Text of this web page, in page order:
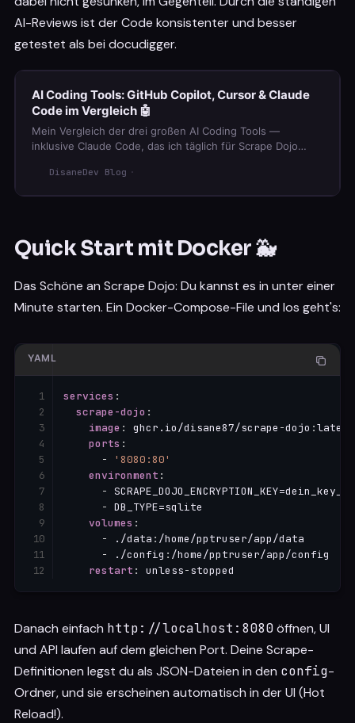
AI-Reviews ist der Code konsistenter und besser
getestet als bei docudigger.
AI Coding Tools: GitHub Copilot, Cursor & Claude
Code im Vergleich 🤖
Mein Vergleich der drei großen AI Coding Tools —
inklusive Claude Code, das ich täglich für Scrape Dojo
DisaneDev Blog
Quick Start mit Docker 🐳
Das Schöne an Scrape Dojo: Du kannst es in unter einer
Minute starten. Ein Docker-Compose-File und los geht's:
services :
scrape-dojo :
image : ghcr.io/disane87/scrape -dojo :latest
ports :
-
'8080:80'
environment :
-
- DB_TYPE=sqlite
volumes :
-
./data : /home/pptruser/app/data
-
./config : /home/pptruser/app/config
restart : unless-stopped
YAML
Danach einfach http://localhost:8080öffnen, UI
und API laufen auf dem gleichen Port. Deine Scrape-
Definitionen legst du als JSON-Dateien in den config-
Ordner, und sie erscheinen automatisch in der UI (Hot
Reload!).